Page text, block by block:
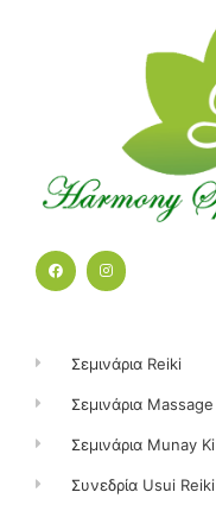
F
a
I
n
m
Σεμινάρια Reiki
Σεμινάρια Massage
Σεμινάρια Munay Ki
Συνεδρία Usui Reiki